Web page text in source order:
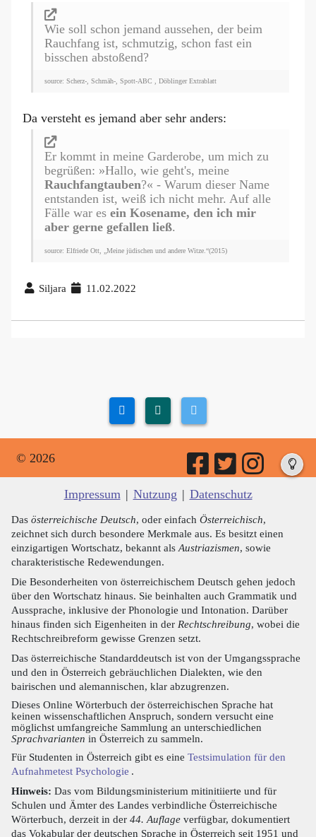
Wie soll schon jemand aussehen, der beim
Rauchfang ist, schmutzig, schon fast ein
bisschen abstoßend?
source: Scherz-, Schmäh-, Spott-ABC , Döblinger Extrablatt
Da versteht es jemand aber sehr anders:
Er kommt in meine Garderobe, um mich zu
begrüßen: »Hallo, wie geht's, meine
Rauchfangtauben?« - Warum dieser Name
entstanden ist, weiß ich nicht mehr. Auf alle
Fälle war es ein Kosename, den ich mir
aber gerne gefallen ließ.
source: Elfriede Ott, „Meine jüdischen und andere Witze.“(2015)
Siljara 11.02.2022
© 2026
Impressum | Nutzung | Datenschutz
Das österreichische Deutsch, oder einfach Österreichisch,
zeichnet sich durch besondere Merkmale aus. Es besitzt einen
einzigartigen Wortschatz, bekannt als Austriazismen, sowie
charakteristische Redewendungen.
Die Besonderheiten von österreichischem Deutsch gehen jedoch
über den Wortschatz hinaus. Sie beinhalten auch Grammatik und
Aussprache, inklusive der Phonologie und Intonation. Darüber
hinaus finden sich Eigenheiten in der Rechtschreibung, wobei die
Rechtschreibreform gewisse Grenzen setzt.
Das österreichische Standarddeutsch ist von der Umgangssprache
und den in Österreich gebräuchlichen Dialekten, wie den
bairischen und alemannischen, klar abzugrenzen.
Dieses Online Wörterbuch der österreichischen Sprache hat
keinen wissenschaftlichen Anspruch, sondern versucht eine
möglichst umfangreiche Sammlung an unterschiedlichen
Sprachvarianten in Österreich zu sammeln.
Für Studenten in Österreich gibt es eine Testsimulation für den
Aufnahmetest Psychologie .
Hinweis: Das vom Bildungsministerium mitinitiierte und für
Schulen und Ämter des Landes verbindliche Österreichische
Wörterbuch, derzeit in der 44. Auflage verfügbar, dokumentiert
das Vokabular der deutschen Sprache in Österreich seit 1951 und